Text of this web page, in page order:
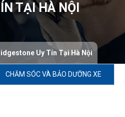
TẠI HÀ NỘI
Uy Tín Tại Hà Nội
CHĂM SÓC VÀ BẢO DƯỠNG XE